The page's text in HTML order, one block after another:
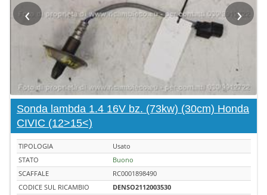
‹ ›
Sonda lambda 1.4 16V bz. (73kw) (30cm) Honda
CIVIC (12>15<)
TIPOLOGIA
Usato
STATO
Buono
SCAFFALE
RC0001898490
CODICE SUL RICAMBIO
DENSO2112003530